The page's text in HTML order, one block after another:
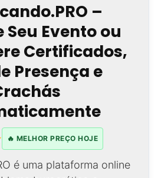
–
Seu Evento ou
Certificados,
Presença e
🔥 MELHOR PREÇO HOJE
é uma plataforma online